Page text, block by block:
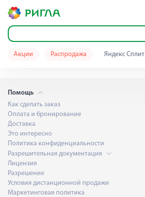
Акции Распродажа Яндекс Сплит
Помощь
Как сделать заказ
Оплата и бронирование
Доставка
Это интересно
Политика конфиденциальности
Разрешительная документация
Лицензия
Разрешение
Условия дистанционной продажи
Маркетинговая политика